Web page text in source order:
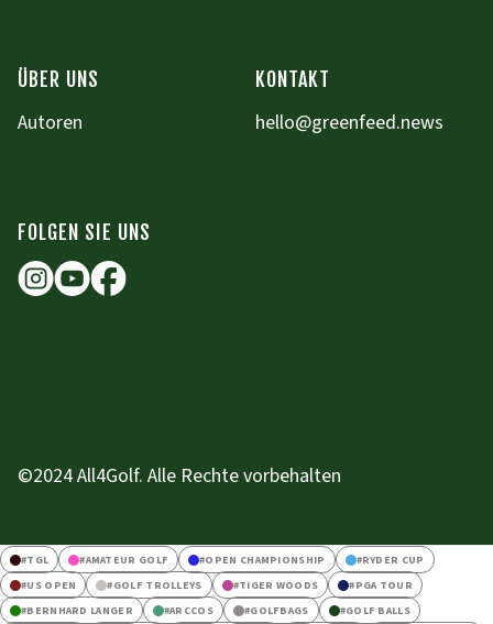
ÜBER UNS
Autoren
KONTAKT
hello@greenfeed.news
FOLGEN SIE UNS
©2024 All4Golf. Alle Rechte vorbehalten
#TGL #AMATEUR GOLF #OPEN CHAMPIONSHIP #RYDER CUP
#US OPEN #GOLF TROLLEYS #TIGER WOODS #PGA TOUR
#BERNHARD LANGER #ARCCOS #GOLFBAGS #GOLF BALLS